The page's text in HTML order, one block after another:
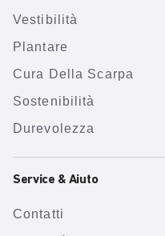
Vestibilità
Plantare
Cura Della Scarpa
Sostenibilità
Durevolezza
Service & Aiuto
Contatti